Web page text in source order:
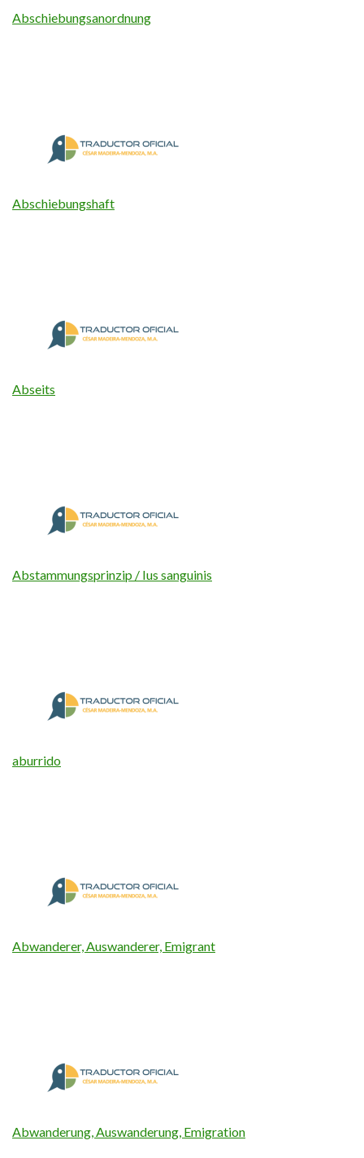
Abschiebungsanordnung
Abschiebungshaft
Abseits
Abstammungsprinzip / Ius sanguinis
aburrido
Abwanderer, Auswanderer, Emigrant
Abwanderung, Auswanderung, Emigration